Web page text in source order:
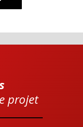
projet